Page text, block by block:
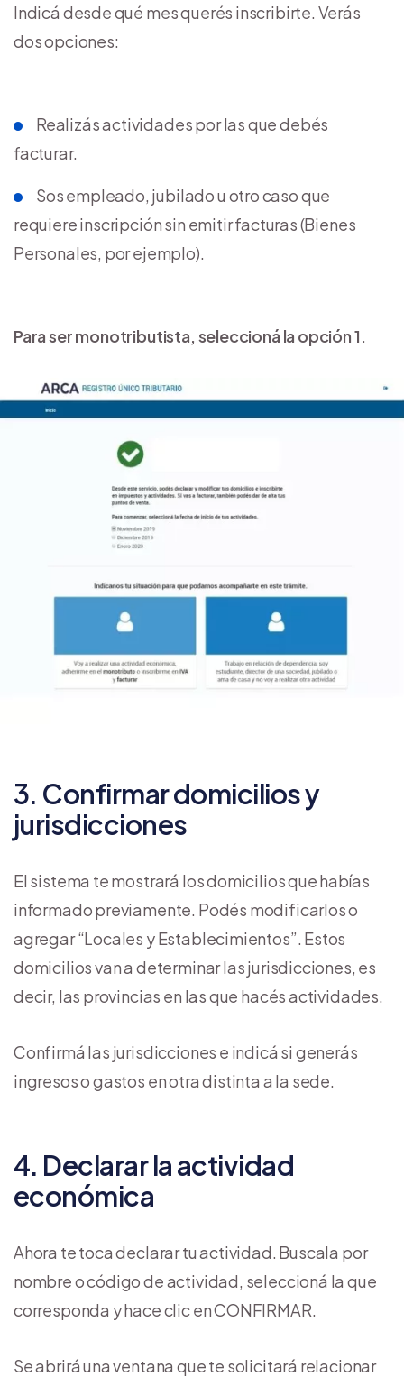
Indicá desde qué mes querés inscribirte. Verás
dos opciones:
Realizás actividades por las que debés
facturar.
Sos empleado, jubilado u otro caso que
requiere inscripción sin emitir facturas (Bienes
Personales, por ejemplo).
Para ser monotributista, seleccioná la opción 1.
3. Confirmar domicilios y
jurisdicciones
El sistema te mostrará los domicilios que habías
informado previamente. Podés modificarlos o
agregar “Locales y Establecimientos”. Estos
domicilios van a determinar las jurisdicciones, es
decir, las provincias en las que hacés actividades.
Confirmá las jurisdicciones e indicá si generás
ingresos o gastos en otra distinta a la sede.
4. Declarar la actividad
económica
Ahora te toca declarar tu actividad. Buscala por
nombre o código de actividad, seleccioná la que
corresponda y hace clic en CONFIRMAR.
Se abrirá una ventana que te solicitará relacionar